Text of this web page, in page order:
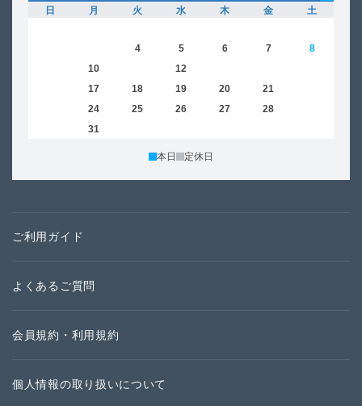
日
月 火 水 木 金
土
4 5 6 7
8
10 12
17 18 19 20 21
24 25 26 27 28
31
本日 定休日
ご利用ガイド
よくあるご質問
会員規約・利用規約
個人情報の取り扱いについて